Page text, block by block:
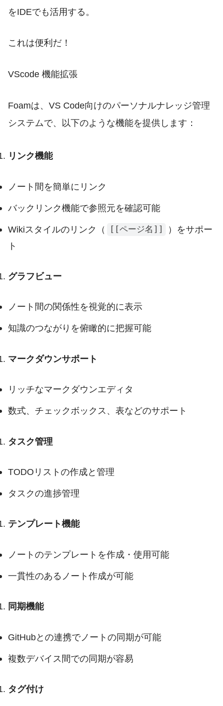
をIDEでも活用する。
これは便利だ！
VScode 機能拡張
Foamは、VS Code向けのパーソナルナレッジ管理
システムで、以下のような機能を提供します：
リンク機能
ノート間を簡単にリンク
バックリンク機能で参照元を確認可能
Wikiスタイルのリンク（ [[ページ名]]
）をサポー
ト
グラフビュー
ノート間の関係性を視覚的に表示
知識のつながりを俯瞰的に把握可能
マークダウンサポート
リッチなマークダウンエディタ
数式、チェックボックス、表などのサポート
タスク管理
TODOリストの作成と管理
タスクの進捗管理
テンプレート機能
ノートのテンプレートを作成・使用可能
一貫性のあるノート作成が可能
同期機能
GitHubとの連携でノートの同期が可能
複数デバイス間での同期が容易
タグ付け